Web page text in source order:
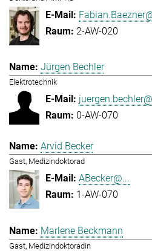
2-AW-020
Jürgen Bechler
Elektrotechnik
0-AW-070
Arvid Becker
Gast, Medizindoktorad
ABecker@...
1-AW-070
Marlene Beckmann
Gast, Medizindoktoradin